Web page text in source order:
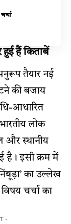
हुई हैं किताबें
अनुरूप तैयार नई
की बजाय
आधारित
लोक
और स्थानीय
है। इसी क्रम में
का उल्लेख
चर्चा का
-